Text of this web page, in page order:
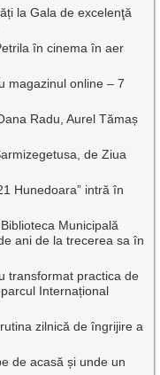
la Gala de excelenţă
în cinema în aer
magazinul online – 7
Radu, Aurel Tămaș
de Ziua
Hunedoara” intră în
Municipală
ani de la trecerea sa în
transformat practica de
Internațional
zilnică de îngrijire a
de acasă și unde un